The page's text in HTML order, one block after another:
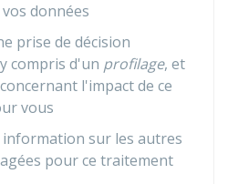
données
prise de décision
compris d'un profilage, et
l'impact de ce
vous
information sur les autres
pour ce traitement